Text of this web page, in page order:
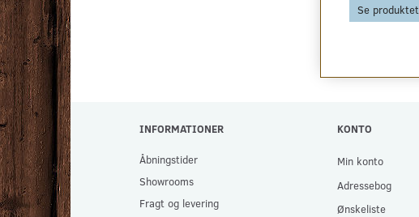
Se produktet Se produktet
INFORMATIONER
Åbningstider
Showrooms
Fragt og levering
KONTO
Min konto
Adressebog
Ønskeliste